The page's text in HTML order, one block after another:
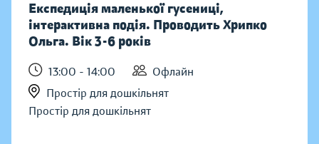
Експедиція маленької гусениці,
інтерактивна подія. Проводить Хрипко
Ольга. Вік 3-6 років
13:00 - 14:00
Офлайн
Простір для дошкільнят
Простір для дошкільнят